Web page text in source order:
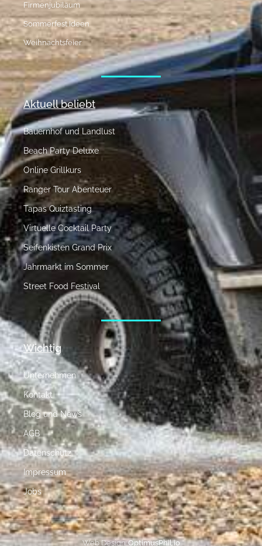
Firmenjubiläum
Sommerfest Ideen
Weihnachtsfeier
Aktuell beliebt
Bauernhof und Landlust
Beach Party Deluxe
Online Grillkurs
Ranger Tour Abenteuer
Tapas Quiztasting
Virtuelle Cocktail Party
Seifenkisten Grand Prix
Jahrmarkt im Sommer
Street Food Festival
Wichtig
Unternehmen
Kontakt
Blog und News
AGB
Datenschutz
Impressum
Jobs
Web Design:OptimusPhil.io